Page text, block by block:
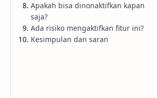
Apakah bisa dinonaktifkan kapan
saja?
Ada risiko mengaktifkan fitur ini?
Kesimpulan dan saran